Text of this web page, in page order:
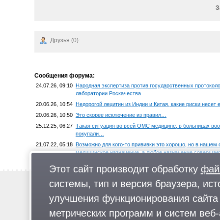
Друзья (0):
Сообщения форума:
24.07.26, 09:10 Народная экспертиза против государственных
лаборатории Роскачества
20.06.26, 10:54 Недорогой лецитин из Индии и Китая, какие риски несет
20.06.26, 10:50 Это скорее исключение из правил…
25.12.25, 06:27 Такая ситуация во всей ОМС медицине, в больницах
покупали…
21.07.22, 05:18 Возможно для кого-то прививки это хорошо, но в
медицинское назначение, а любое назначение
больше →
Новости
Предложи новость
Этот сайт производит обработку
системы, тип и версия браузера,
улучшения функционирования
метрических программ и систем